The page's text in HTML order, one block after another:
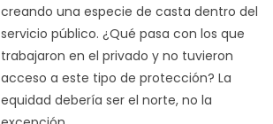
creando una especie de casta dentro del
servicio público. ¿Qué pasa con los que
trabajaron en el privado y no tuvieron
acceso a este tipo de protección? La
equidad debería ser el norte, no la